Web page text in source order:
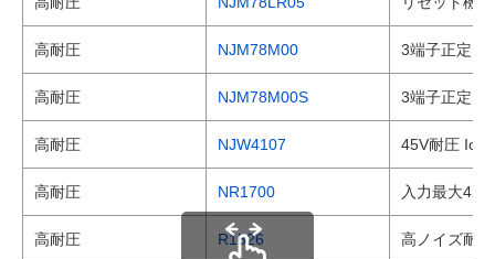
高耐圧 NJM78M00 3端子正定電
高耐圧 NJM78M00S 3端子正定電
高耐圧 NJW4107 45V耐圧
高耐圧 NR1700 入力最大
高耐圧 R1526 高ノイズ耐